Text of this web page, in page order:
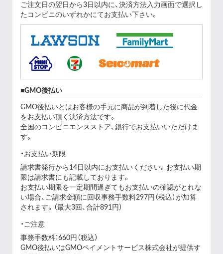
ご注文日の翌日から3日以内に、決済方法入力画面で選択し
たコンビニのいずれかにてお支払い下さい。
GMO後払い
GMO後払いとはお客様の手元に商品が到着した後に代金
をお支払い頂く決済方法です。
全国のコンビニエンスストア、銀行でお支払いいただけま
す。
お支払い期限
請求書発行から14日以内にお支払いください。お支払い期
限は請求書にも記載しております。
お支払い期限を一定期間過ぎてもお支払いの確認がとれな
い場合、ご請求金額に回収事務手数料297円（税込）が加算
されます。（最大3回、合計891円）
ご注意
事務手数料：660円（税込）
GMO後払いはGMOペイメントサービス株式会社が提供す